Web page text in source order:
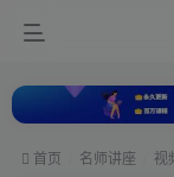
首页 名师讲座 视